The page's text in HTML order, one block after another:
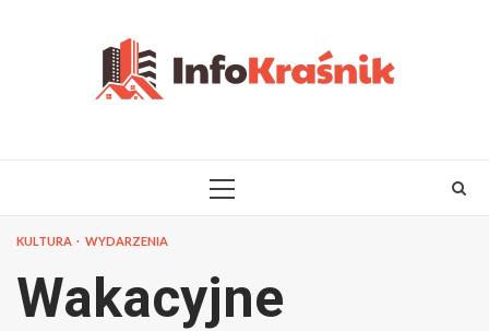
PRIMARY
KULTURA WYDARZENIA
Wakacyjne